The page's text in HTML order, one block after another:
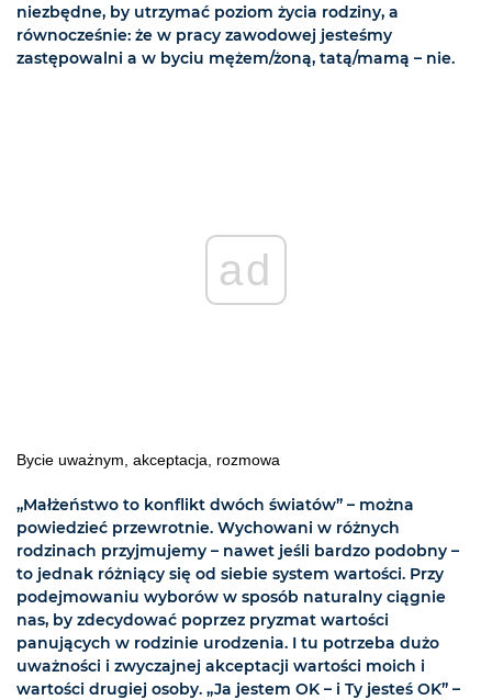
niezbędne, by utrzymać poziom życia rodziny, a
równocześnie: że w pracy zawodowej jesteśmy
zastępowalni a w byciu mężem/żoną, tatą/mamą – nie.
ad
Bycie uważnym, akceptacja, rozmowa
„Małżeństwo to konflikt dwóch światów” – można
powiedzieć przewrotnie. Wychowani w różnych
rodzinach przyjmujemy – nawet jeśli bardzo podobny –
to jednak różniący się od siebie system wartości. Przy
podejmowaniu wyborów w sposób naturalny ciągnie
nas, by zdecydować poprzez pryzmat wartości
panujących w rodzinie urodzenia. I tu potrzeba dużo
uważności i zwyczajnej akceptacji wartości moich i
wartości drugiej osoby. „Ja jestem OK – i Ty jesteś OK” –